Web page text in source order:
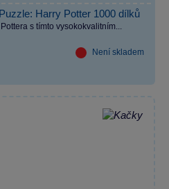
Harry Potter 1000 dílků
s tímto vysokokvalitním...
Není skladem